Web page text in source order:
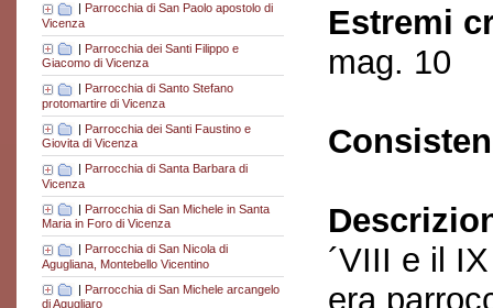
| Parrocchia di San Paolo apostolo di
Vicenza
| Parrocchia dei Santi Filippo e
Giacomo di Vicenza
| Parrocchia di Santo Stefano
protomartire di Vicenza
| Parrocchia dei Santi Faustino e
Giovita di Vicenza
Parrocchia di Santa Barbara di
Vicenza
| Parrocchia di San Michele in Santa
Maria in Foro di Vicenza
Parrocchia di San Nicola di
Agugliana, Montebello Vicentino
| Parrocchia di San Michele arcangelo
di Agugliaro
Estremi
mag. 10
´VIII e il
era